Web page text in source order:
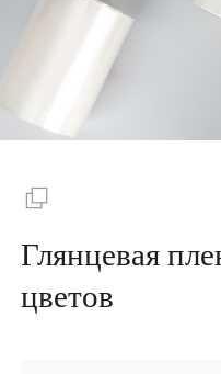
Глянцевая
цветов